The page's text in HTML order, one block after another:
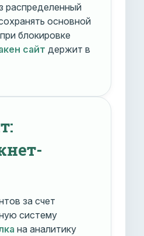
распределенный
основной
блокировке
сайт держит в
за счет
систему
на аналитику